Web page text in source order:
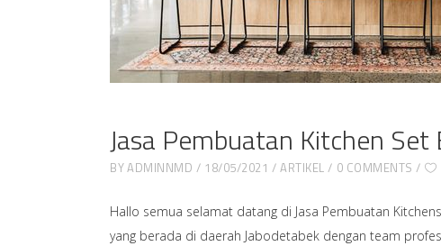
Jasa Pembuatan Kitchen Set
BYADMINNMD 18/05/2021 ARTIKEL 0 COMMENTS
Hallo semua selamat datang di Jasa Pembuatan
yang berada di daerah Jabodetabek dengan team